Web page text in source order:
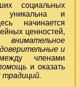
социальных
уникальна и
начинается
ценностей,
внимательное
доверительные и
членами
и оказать
традиций.